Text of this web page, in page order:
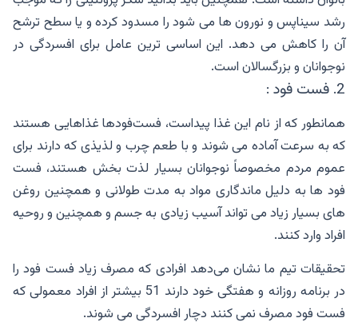
رشد سیناپس و نورون ها می شود را مسدود کرده و یا سطح ترشح
آن را کاهش می دهد. این اساسی ترین عامل برای افسردگی در
نوجوانان و بزرگسالان است.
2. فست فود :
همانطور که از نام این غذا پیداست، فست‌فودها غذاهایی هستند
که به سرعت آماده می شوند و با طعم چرب و لذیذی که دارند برای
عموم مردم مخصوصاً نوجوانان بسیار لذت بخش هستند، فست
فود ها به دلیل ماندگاری مواد به مدت طولانی و همچنین روغن
های بسیار زیاد می تواند آسیب زیادی به جسم و همچنین و روحیه
افراد وارد کنند.
تحقیقات تیم ما نشان می‌دهد افرادی که مصرف زیاد فست فود را
در برنامه روزانه و هفتگی خود دارند 51 بیشتر از افراد معمولی که
فست فود مصرف نمی کنند دچار افسردگی می شوند.